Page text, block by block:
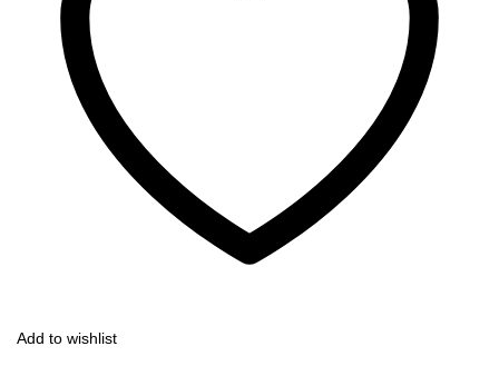
Add to wishlist